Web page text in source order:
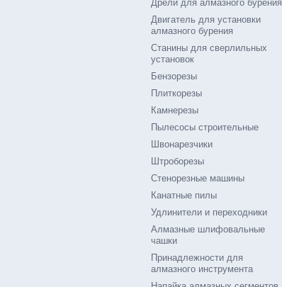
Дрели для алмазного бурения
Двигатель для установки
алмазного бурения
Станины для сверлильных
установок
Бензорезы
Плиткорезы
Камнерезы
Пылесосы строительные
Швонарезчики
Штроборезы
Стенорезные машины
Канатные пилы
Удлинители и переходники
Алмазные шлифовальные
чашки
Принадлежности для
алмазного инструмента